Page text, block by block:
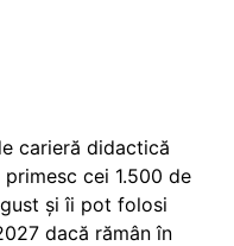
carieră didactică
cei 1.500 de
și îi pot folosi
dacă rămân în